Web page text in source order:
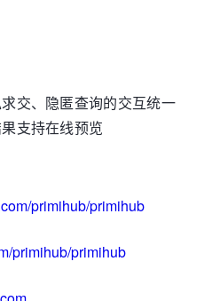
交、隐匿查询的交互统一
支持在线预览
primihub/primihub
primihub/primihub